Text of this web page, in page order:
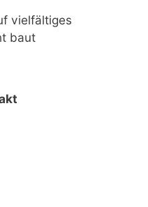
vielfältiges
baut